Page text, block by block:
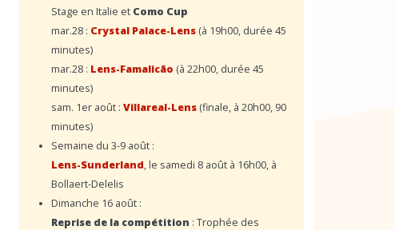
Stage en Italie et Como Cup
mar.28 : Crystal Palace-Lens (à 19h00, durée 45
minutes)
mar.28 : Lens-Famalicão (à 22h00, durée 45
minutes)
sam. 1er août : Villareal-Lens (finale, à 20h00, 90
minutes)
Semaine du 3-9 août :
Lens-Sunderland, le samedi 8 août à 16h00, à
Bollaert-Delelis
Dimanche 16 août :
Reprise de la compétition : Trophée des